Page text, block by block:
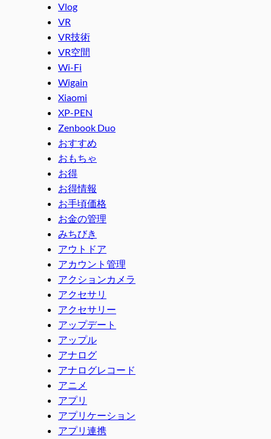
Vlog
VR
VR技術
VR空間
Wi-Fi
Wigain
Xiaomi
XP-PEN
Zenbook Duo
おすすめ
おもちゃ
お得
お得情報
お手頃価格
お金の管理
みちびき
アウトドア
アカウント管理
アクションカメラ
アクセサリ
アクセサリー
アップデート
アップル
アナログ
アナログレコード
アニメ
アプリ
アプリケーション
アプリ連携